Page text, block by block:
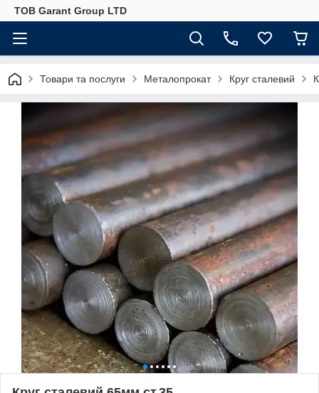
ТОВ Garant Group LTD
Товари та послуги Металопрокат Круг сталевий